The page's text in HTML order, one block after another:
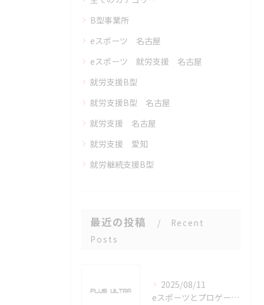
B型事業所
eスポーツ 名古屋
eスポーツ 就労支援 名古屋
就労支援B型
就労支援B型 名古屋
就労支援 名古屋
就労支援 愛知
就労継続支援B型
最近の投稿
Recent
Posts
2025/08/11
eスポーツとプロゲーマーを六番町駅で目指すための実践ガイド